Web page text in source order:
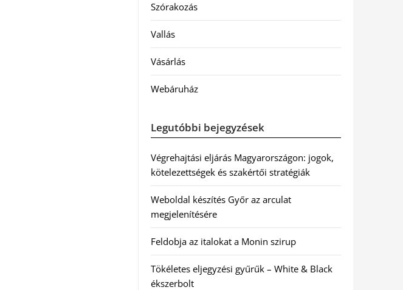
Szórakozás
Vallás
Vásárlás
Webáruház
Legutóbbi bejegyzések
Végrehajtási eljárás Magyarországon: jogok,
kötelezettségek és szakértői stratégiák
Weboldal készítés Győr az arculat
megjelenítésére
Feldobja az italokat a Monin szirup
Tökéletes eljegyzési gyűrűk – White & Black
ékszerbolt